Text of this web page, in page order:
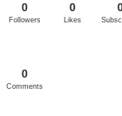
0
Followers
0
Likes
0
Comments